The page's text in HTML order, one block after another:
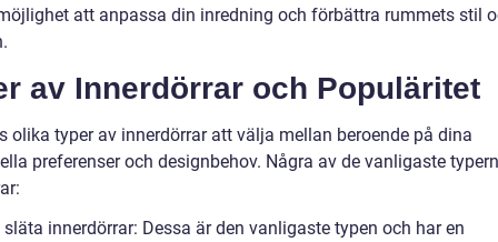
att anpassa din inredning och förbättra rummets stil
av Innerdörrar och Populäritet
olika typer av innerdörrar att välja mellan beroende på dina
preferenser och designbehov. Några av de vanligaste
släta innerdörrar: Dessa är den vanligaste typen och har en